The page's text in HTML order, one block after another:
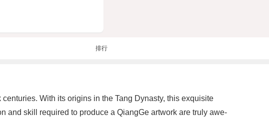
排行
With its origins in the Tang Dynasty, this exquisite
and skill required to produce a QiangGe artwork are truly awe-